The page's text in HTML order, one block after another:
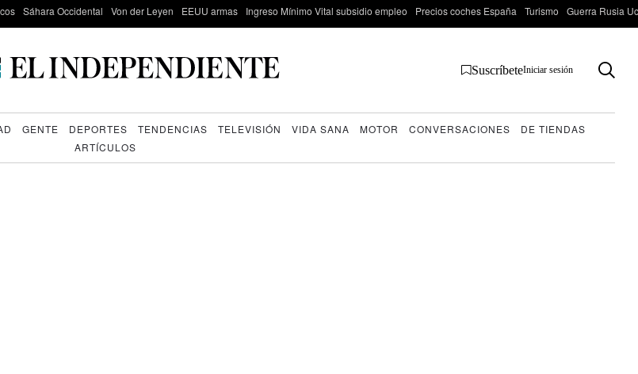
Sáhara Occidental Von der Leyen EEUU armas Ingreso Mínimo Vital subsidio empleo Precios coches España Turismo Guerra Rusia
SuscríbeteIniciar sesión
GENTE DEPORTES TENDENCIAS TELEVISIÓN VIDA SANA MOTOR CONVERSACIONES
DE TIENDAS
ARTÍCULOS